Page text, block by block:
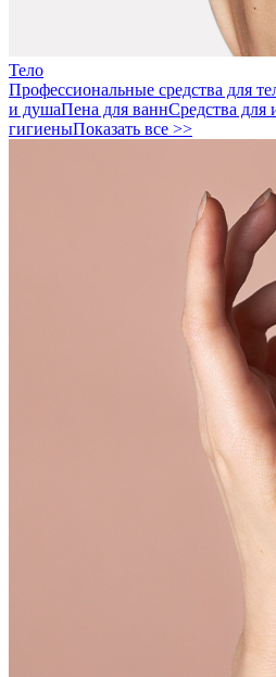
Тело
Профессиональные средства для
и душаПена для ваннСредства для
гигиеныПоказать все >>